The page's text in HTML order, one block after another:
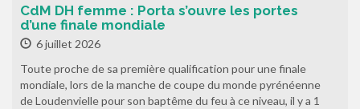
CdM DH femme : Porta s’ouvre les portes
d’une finale mondiale
6 juillet 2026
Toute proche de sa première qualification pour une finale
mondiale, lors de la manche de coupe du monde pyrénéenne
de Loudenvielle pour son baptême du feu à ce niveau, il y a 1